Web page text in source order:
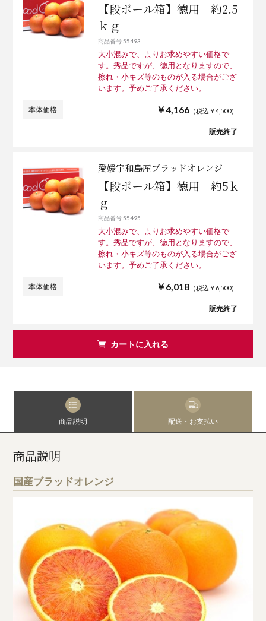
【段ボール箱】徳用 約2.5
ｋｇ
商品番号 55493
大小混みで、よりお求めやすい価格で
す。秀品ですが、徳用となりますので、
擦れ・小キズ等のものが入る場合がござ
います。予めご了承ください。
本体価格 ￥4,166（税込￥4,500）
販売終了
愛媛宇和島産ブラッドオレンジ
【段ボール箱】徳用 約5ｋ
ｇ
商品番号 55495
大小混みで、よりお求めやすい価格で
す。秀品ですが、徳用となりますので、
擦れ・小キズ等のものが入る場合がござ
います。予めご了承ください。
本体価格 ￥6,018（税込￥6,500）
販売終了
カートに入れる
商品説明 配送・お支払い
商品説明
国産ブラッドオレンジ